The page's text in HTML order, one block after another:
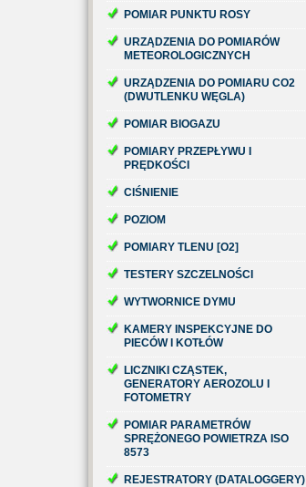
POMIAR PUNKTU ROSY
URZĄDZENIA DO POMIARÓW
METEOROLOGICZNYCH
URZĄDZENIA DO POMIARU CO2
(DWUTLENKU WĘGLA)
POMIAR BIOGAZU
POMIARY PRZEPŁYWU I
PRĘDKOŚCI
CIŚNIENIE
POZIOM
POMIARY TLENU [O2]
TESTERY SZCZELNOŚCI
WYTWORNICE DYMU
KAMERY INSPEKCYJNE DO
PIECÓW I KOTŁÓW
LICZNIKI CZĄSTEK,
GENERATORY AEROZOLU I
FOTOMETRY
POMIAR PARAMETRÓW
SPRĘŻONEGO POWIETRZA ISO
8573
REJESTRATORY (DATALOGGERY)